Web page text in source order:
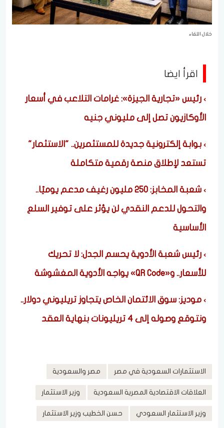
خلال اللقاء
اقرأ ايضا
رئيس «تجارية الجيزة»: غرامات التلاعب في أسعار
الأوكازيون تصل إلى مليوني جنيه
بوابة إلكترونية جديدة للمستثمرين.. "الاستثمار"
تستعد لإطلاق منصة رقمية متكاملة
شعبة المخابز: 250 مليون رغيف مدعم يوميًا..
والتحول للدعم النقدي لن يؤثر على توفير السلع
الأساسية
رئيس شعبة الأدوية يحسم الجدل: لا تحريك
للأسعار.. و«QR Code» يواجه الأدوية المغشوشة
موديز: سوق الائتمان الخاص يتجاوز تريليوني دولار..
ونتوقع وصوله إلى 4 تريليونات بنهاية العقد
الاستثمارات السعودية في مصر مصر والسعودية
العلاقات الاقتصادية المصرية السعودية وزير الاستثمار
وزير الاستثمار السعودي حسن الخطيب وزير الاستثمار